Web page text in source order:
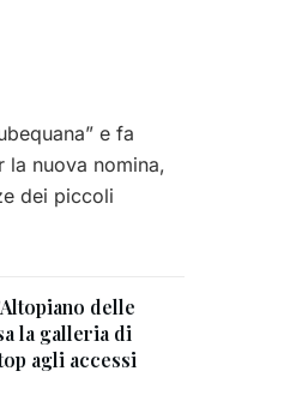
e fa
nuova nomina,
dei piccoli
delle
la galleria di
agli accessi